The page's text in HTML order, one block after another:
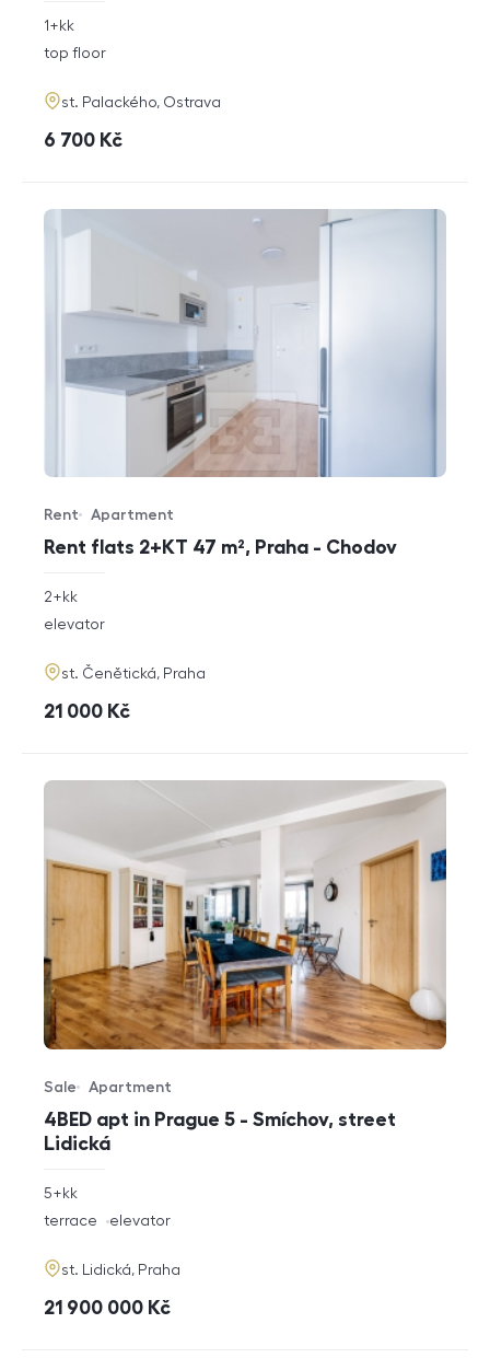
rozměry
disposition
1+kk
funkce
top floor
adresa
st. Palackého, Ostrava
cena
6 700 Kč
Rent flats 2+KT 47 m², Praha - Chodov
Offer type
Rent
Property type
Apartment
rozměry
2+kk
funkce
elevator
adresa
st. Čenětická, Praha
cena
21 000 Kč
4BED apt in Prague 5 - Smíchov, street
Lidická
Offer type
Sale
Property type
Apartment
rozměry
disposition
5+kk
funkce
terrace elevator
adresa
st. Lidická, Praha
cena
21 900 000 Kč